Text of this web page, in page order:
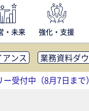
・未来 強化・支援
ンス
業務資料ダ
ション活性化
FM
シング・BPO
調査
受付中（8月7日まで）